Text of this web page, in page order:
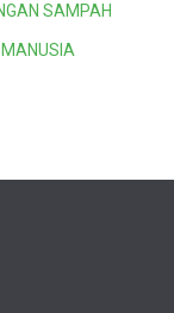
SAMPAH